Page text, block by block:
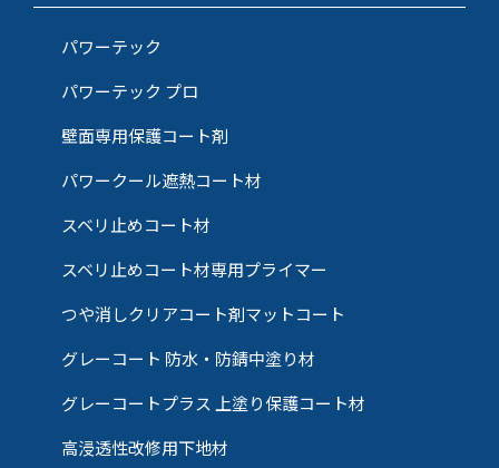
パワーテック
パワーテック プロ
壁面専用保護コート剤
パワークール遮熱コート材
スベリ止めコート材
スベリ止めコート材専用プライマー
つや消しクリアコート剤マットコート
グレーコート 防水・防錆中塗り材
グレーコートプラス 上塗り保護コート材
高浸透性改修用下地材